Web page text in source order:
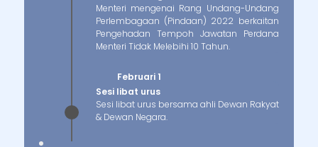
Menteri mengenai Rang Undang-Undang
Perlembagaan (Pindaan) 2022 berkaitan
Pengehadan Tempoh Jawatan Perdana
Menteri Tidak Melebihi 10 Tahun.
Februari 1
Sesi libat urus
Sesi libat urus bersama ahli Dewan Rakyat
& Dewan Negara.